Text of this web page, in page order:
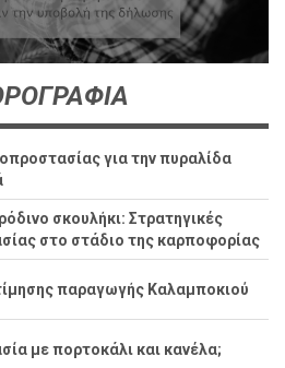
για την πυραλίδα
σκουλήκι: Στρατηγικές
στο στάδιο της καρποφορίας
παραγωγής Καλαμποκιού
με πορτοκάλι και κανέλα;